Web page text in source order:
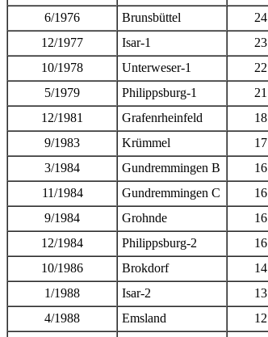
6/1976
Brunsbüttel 24
12/1977
Isar-1 23
10/1978
Unterweser-1 22
5/1979
Philippsburg-1 21
12/1981
Grafenrheinfeld 18
9/1983
Krümmel 17
3/1984
Gundremmingen B 16
11/1984
Gundremmingen C 16
9/1984
Grohnde 16
12/1984
Philippsburg-2 16
10/1986
Brokdorf 14
1/1988
Isar-2 13
4/1988
Emsland 12